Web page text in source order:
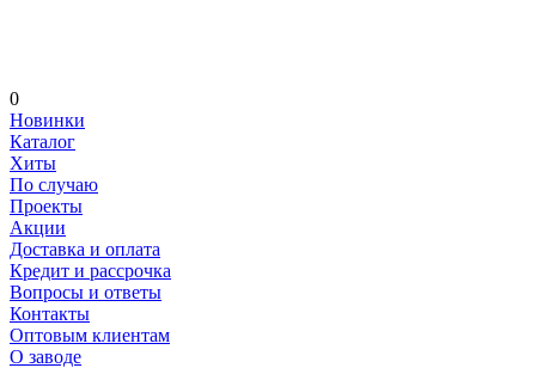
0
Новинки
Каталог
Хиты
По случаю
Проекты
Акции
Доставка и оплата
Кредит и рассрочка
Вопросы и ответы
Контакты
Оптовым клиентам
О заводе